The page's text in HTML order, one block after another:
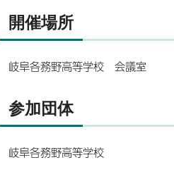
開催場所
岐阜各務野高等学校 会議室
参加団体
岐阜各務野高等学校